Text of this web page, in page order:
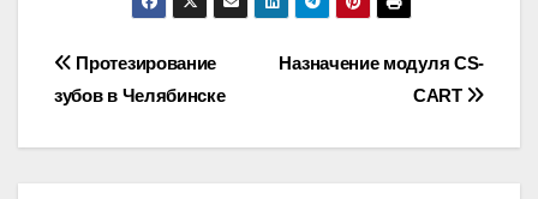
Навигация
по
Назначение модуля CS-
CART
Протезирование
зубов в Челябинске